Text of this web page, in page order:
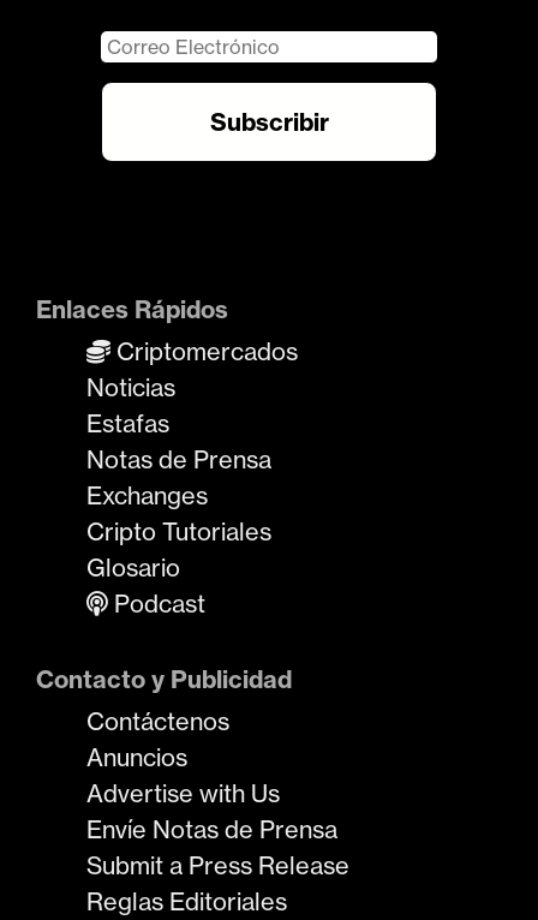
Enlaces Rápidos
Criptomercados
Noticias
Estafas
Notas de Prensa
Exchanges
Cripto Tutoriales
Glosario
Podcast
Contacto y Publicidad
Contáctenos
Anuncios
Advertise with Us
Envíe Notas de Prensa
Submit a Press Release
Reglas Editoriales